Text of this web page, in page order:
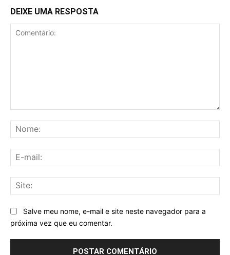
DEIXE UMA RESPOSTA
Salve meu nome, e-mail e site neste navegador para a
próxima vez que eu comentar.